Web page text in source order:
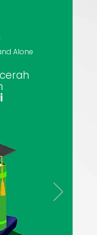
Alone